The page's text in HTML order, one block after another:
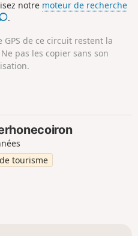
notre moteur de recherche
.
de ce circuit restent la
pas les copier sans son
tourisme